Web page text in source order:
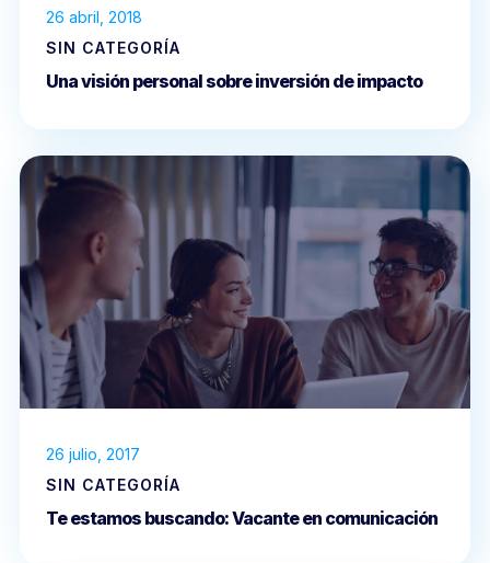
26 abril, 2018
SIN CATEGORÍA
Una visión personal sobre inversión de impacto
26 julio, 2017
SIN CATEGORÍA
Te estamos buscando: Vacante en comunicación